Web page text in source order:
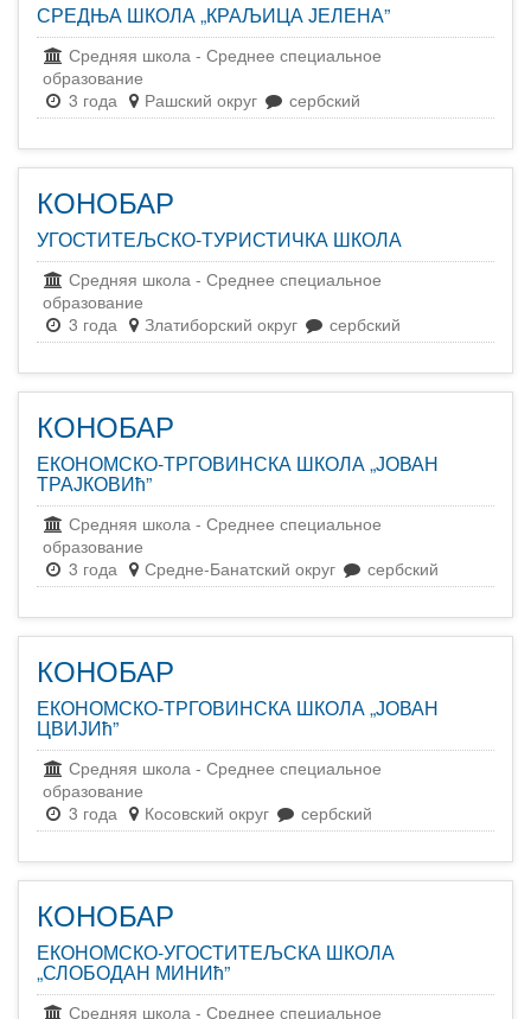
СРЕДЊА ШКОЛА „КРАЉИЦА ЈЕЛЕНА”
Средняя школа - Среднее специальное
образование
3 года
Рашский округ сербский
КОНОБАР
УГОСТИТЕЉСКО-ТУРИСТИЧКА ШКОЛА
Средняя школа - Среднее специальное
образование
3 года
Златиборский округ сербский
КОНОБАР
ЕКОНОМСКО-ТРГОВИНСКА ШКОЛА „ЈОВАН
ТРАЈКОВИћ”
Средняя школа - Среднее специальное
образование
3 года
Средне-Банатский округ сербский
КОНОБАР
ЕКОНОМСКО-ТРГОВИНСКА ШКОЛА „ЈОВАН
ЦВИЈИћ”
Средняя школа - Среднее специальное
образование
3 года
Косовский округ сербский
КОНОБАР
ЕКОНОМСКО-УГОСТИТЕЉСКА ШКОЛА
„СЛОБОДАН МИНИћ”
Средняя школа - Среднее специальное